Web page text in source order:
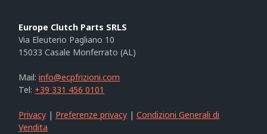
Europe Clutch Parts SRLS
Via Eleuterio Pagliano 10
15033 Casale Monferrato (AL)
Mail:info@ecpfrizioni.com
Tel: +39 331 456 0101
Privacy | Preferenze privacy |Condizioni Generali di
Vendita